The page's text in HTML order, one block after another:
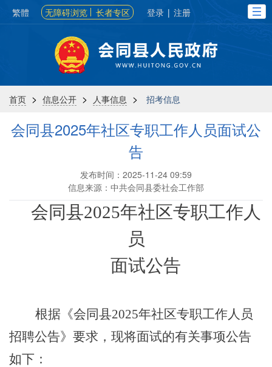
繁體 无障碍浏览 长者专区 登录 | 注册
首页 > 信息公开 > 人事信息 > 招考信息
会同县2025年社区专职工作人员面试公
告
发布时间：2025-11-24 09:59
信息来源：中共会同县委社会工作部
会同县2025年社区专职工作人
员
面试公告
根据《会同县2025年社区专职工作人员
招聘公告》要求，现将面试的有关事项公告
如下：